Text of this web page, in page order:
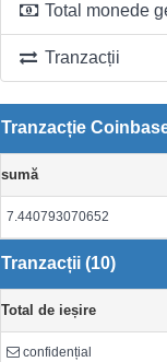
Total monede
Tranzacții
Tranzacție
sumă
7.440793070652
Tranzacții (10)
Total de ieșire
confidențial